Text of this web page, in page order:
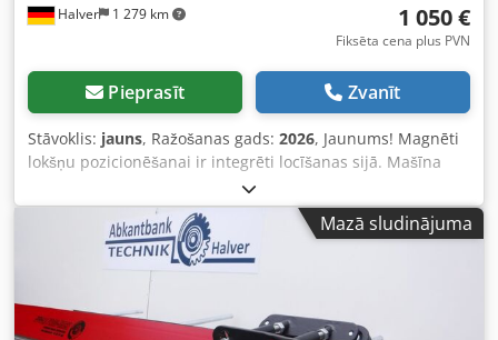
Halver 1 279 km 1 050 €
Fiksēta cena plus PVN
Pieprasīt Zvanīt
Stāvoklis: jauns, Ražošanas gads: 2026, Jaunums! Magnēti
lokšņu pozicionēšanai ir integrēti locīšanas sijā. Mašīna
pieejama noliktavā Halverā! Bezmakas piegāde līdz 150 km.
HALVER LOCĪŠANAS IEKĀRTU SERVISA CENTRS. Jūsu
kompetentais partneris locīšanas iekārtu jomā.
Nepieciešamības gadījumā atbilstošās iekārtas var tikt
demonstrētas, kā arī sniegta profesionāla konsultācija un
kvalificēta apmācība. Mēs piedāvājam individuālu
konsultāciju atbilstoši Jūsu vajadzībām un ar prieku
Mazā sludinājuma